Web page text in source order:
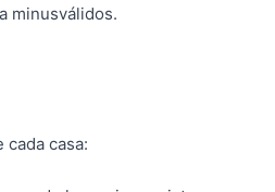
minusválidos.
casa: